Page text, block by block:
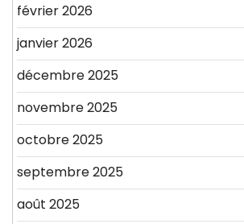
février 2026
janvier 2026
décembre 2025
novembre 2025
octobre 2025
septembre 2025
août 2025